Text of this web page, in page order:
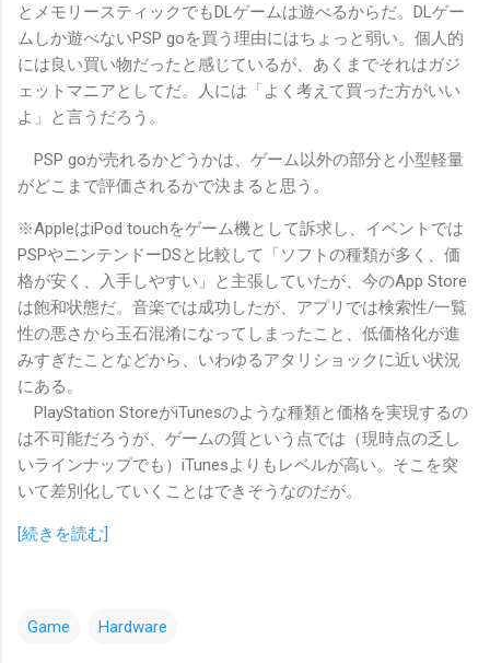
とメモリースティックでもDLゲームは遊べるからだ。DLゲー
ムしか遊べないPSP goを買う理由にはちょっと弱い。個人的
には良い買い物だったと感じているが、あくまでそれはガジ
ェットマニアとしてだ。人には「よく考えて買った方がいい
よ」と言うだろう。
PSP goが売れるかどうかは、ゲーム以外の部分と小型軽量
がどこまで評価されるかで決まると思う。
※AppleはiPod touchをゲーム機として訴求し、イベントでは
PSPやニンテンドーDSと比較して「ソフトの種類が多く、価
格が安く、入手しやすい」と主張していたが、今のApp Store
は飽和状態だ。音楽では成功したが、アプリでは検索性/一覧
性の悪さから玉石混淆になってしまったこと、低価格化が進
みすぎたことなどから、いわゆるアタリショックに近い状況
にある。
PlayStation StoreがiTunesのような種類と価格を実現するの
は不可能だろうが、ゲームの質という点では（現時点の乏し
いラインナップでも）iTunesよりもレベルが高い。そこを突
いて差別化していくことはできそうなのだが。
[続きを読む]
Game Hardware